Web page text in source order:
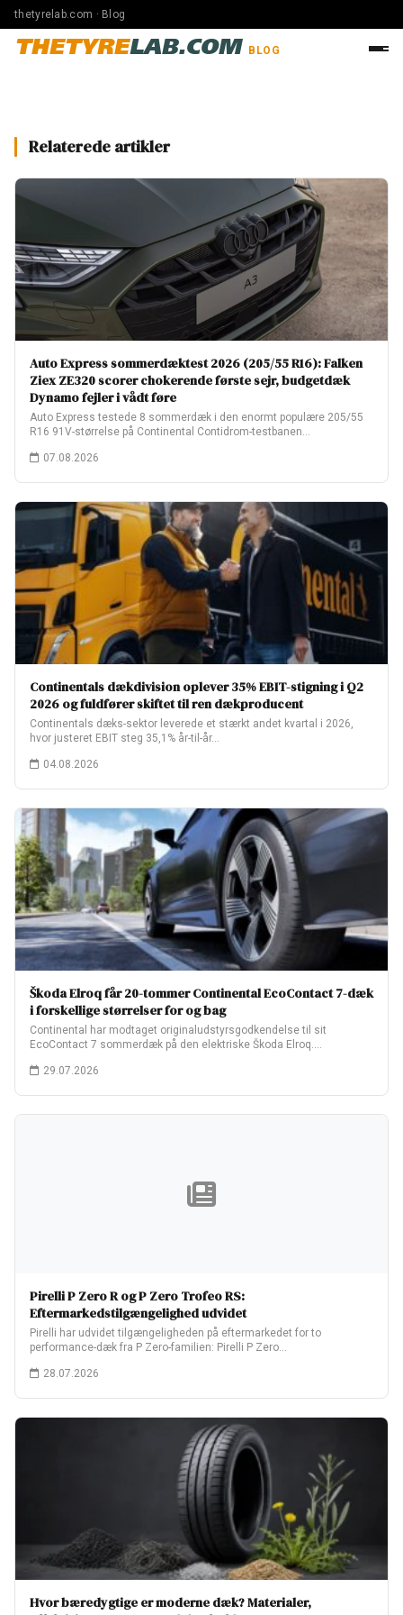
thetyrelab.com · Blog
THETYRELAB.COM BLOG
Relaterede artikler
Auto Express sommerdæktest 2026 (205/55 R16): Falken
Ziex ZE320 scorer chokerende første sejr, budgetdæk
Dynamo fejler i vådt føre
Auto Express testede 8 sommerdæk i den enormt populære 205/55
R16 91V-størrelse på Continental Contidrom-testbanen…
07.08.2026
Continentals dækdivision oplever 35% EBIT-stigning i Q2
2026 og fuldfører skiftet til ren dækproducent
Continentals dæks-sektor leverede et stærkt andet kvartal i 2026,
hvor justeret EBIT steg 35,1% år-til-år…
04.08.2026
Škoda Elroq får 20-tommer Continental EcoContact 7-dæk
i forskellige størrelser for og bag
Continental har modtaget originaludstyrsgodkendelse til sit
EcoContact 7 sommerdæk på den elektriske Škoda Elroq.
29.07.2026
Pirelli P Zero R og P Zero Trofeo RS:
Eftermarkedstilgængelighed udvidet
Pirelli har udvidet tilgængeligheden på eftermarkedet for to
performance-dæk fra P Zero-familien: Pirelli P Zero…
28.07.2026
Hvor bæredygtige er moderne dæk? Materialer,